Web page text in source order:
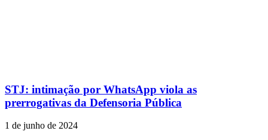
STJ: intimação por WhatsApp viola as
prerrogativas da Defensoria Pública
1 de junho de 2024